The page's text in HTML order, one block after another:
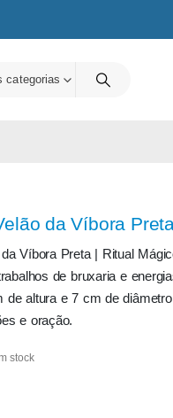
categorias
da Víbora
Víbora Preta | Ritual
de bruxaria e
de altura e 7 cm de
e oração.
stock